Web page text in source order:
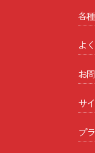
各
よ
お
サ
プ